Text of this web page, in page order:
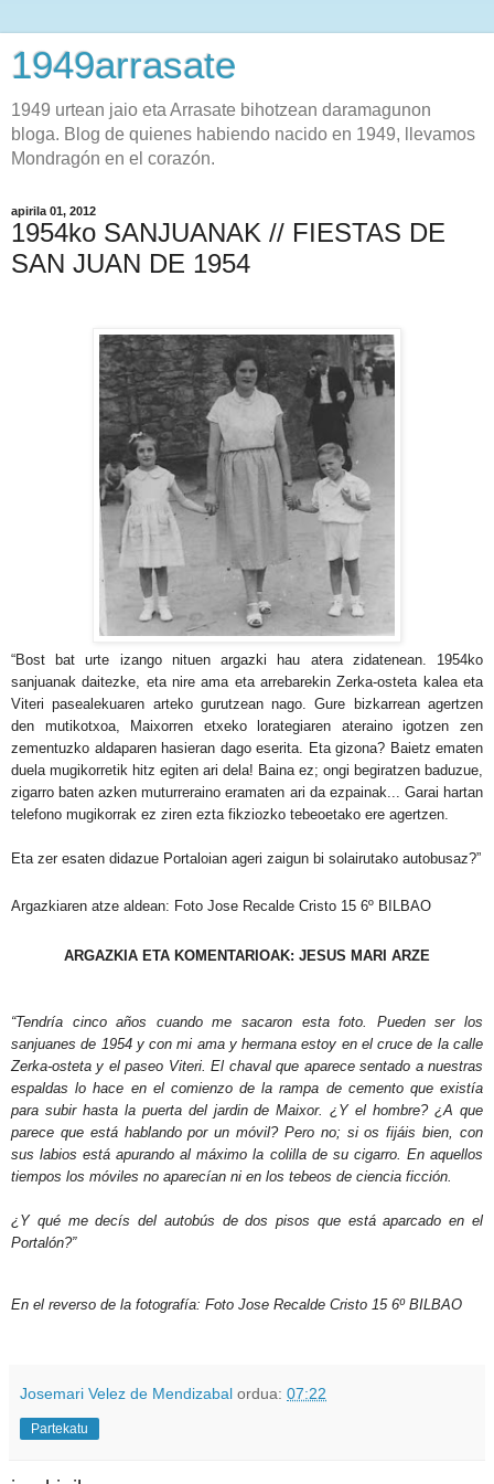
1949arrasate
1949 urtean jaio eta Arrasate bihotzean daramagunon
bloga. Blog de quienes habiendo nacido en 1949, llevamos
Mondragón en el corazón.
apirila 01, 2012
1954ko SANJUANAK // FIESTAS DE
SAN JUAN DE 1954
“Bost bat urte izango nituen argazki hau atera zidatenean. 1954ko
sanjuanak daitezke, eta nire ama eta arrebarekin Zerka-osteta kalea eta
Viteri pasealekuaren arteko gurutzean nago. Gure bizkarrean agertzen
den mutikotxoa, Maixorren etxeko lorategiaren ateraino igotzen zen
zementuzko aldaparen hasieran dago eserita. Eta gizona? Baietz ematen
duela mugikorretik hitz egiten ari dela! Baina ez; ongi begiratzen baduzue,
zigarro baten azken muturreraino eramaten ari da ezpainak... Garai hartan
telefono mugikorrak ez ziren ezta fikziozko tebeoetako ere agertzen.
Eta zer esaten didazue Portaloian ageri zaigun bi solairutako autobusaz?”
Argazkiaren atze aldean: Foto Jose Recalde Cristo 15 6º BILBAO
ARGAZKIA ETA KOMENTARIOAK: JESUS MARI ARZE
“Tendría cinco años cuando me sacaron esta foto. Pueden ser los
sanjuanes de 1954 y con mi ama y hermana estoy en el cruce de la calle
Zerka-osteta y el paseo Viteri. El chaval que aparece sentado a nuestras
espaldas lo hace en el comienzo de la rampa de cemento que existía
para subir hasta la puerta del jardin de Maixor. ¿Y el hombre? ¿A que
parece que está hablando por un móvil? Pero no; si os fijáis bien, con
sus labios está apurando al máximo la colilla de su cigarro. En aquellos
tiempos los móviles no aparecían ni en los tebeos de ciencia ficción.
¿Y qué me decís del autobús de dos pisos que está aparcado en el
Portalón?”
En el reverso de la fotografía: Foto Jose Recalde Cristo 15 6º BILBAO
Josemari Velez de Mendizabal ordua: 07:22
Partekatu